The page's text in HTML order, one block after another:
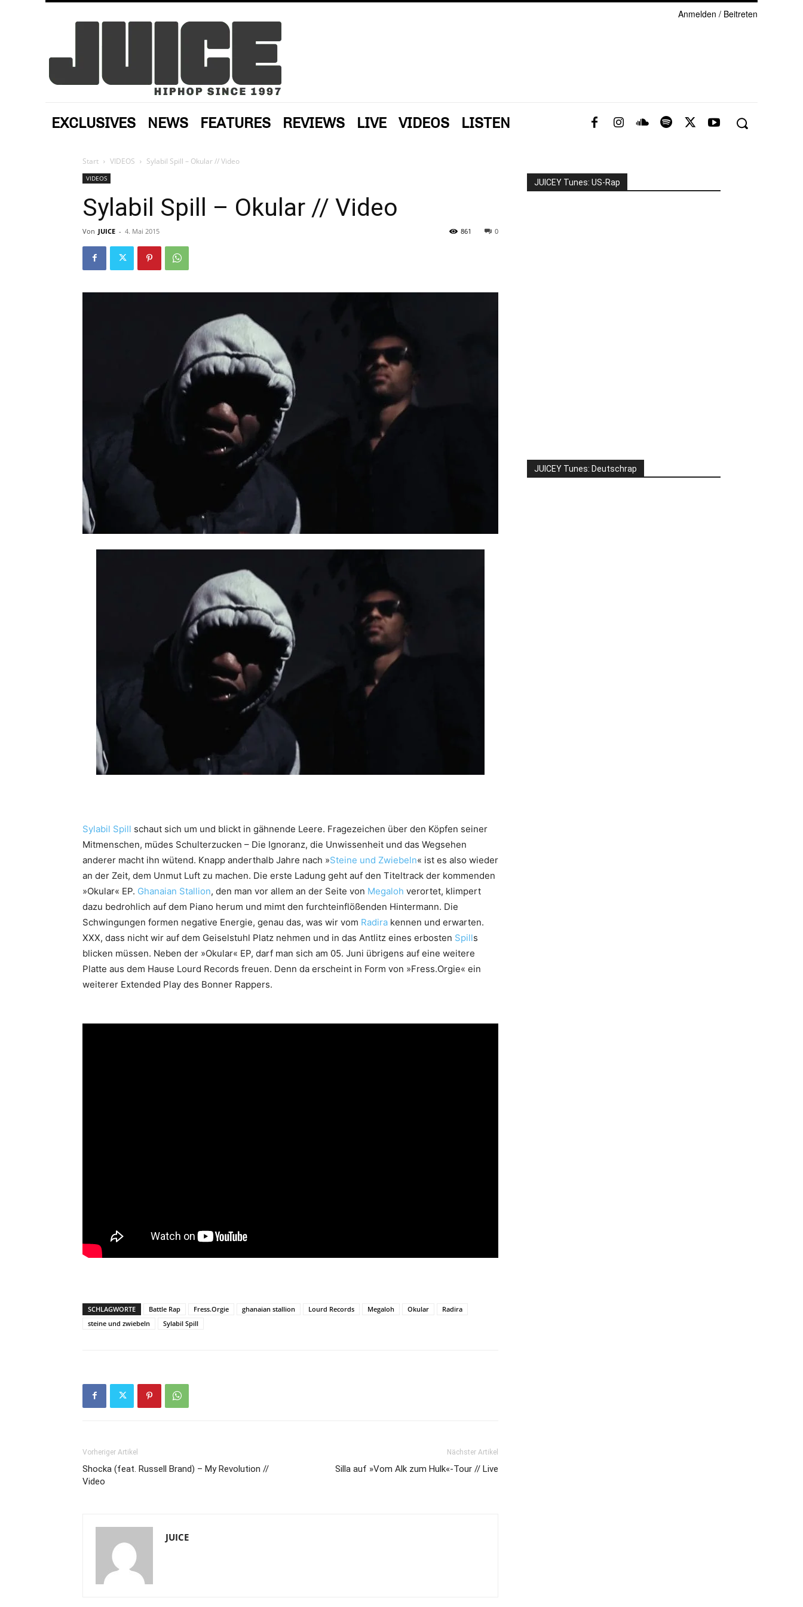
Anmelden / Beitreten
EXCLUSIVES NEWS FEATURES REVIEWS LIVE VIDEOS LISTEN
Start VIDEOS Sylabil Spill – Okular // Video
VIDEOS
Sylabil Spill – Okular // Video
Von JUICE - 4. Mai 2015 0
861
Sylabil Spill schaut sich um und blickt in gähnende Leere. Fragezeichen über den Köpfen seiner
Mitmenschen, müdes Schulterzucken – Die Ignoranz, die Unwissenheit und das Wegsehen
anderer macht ihn wütend. Knapp anderthalb Jahre nach »Steine und Zwiebeln« ist es also wieder
an der Zeit, dem Unmut Luft zu machen. Die erste Ladung geht auf den Titeltrack der kommenden
»Okular« EP. Ghanaian Stallion, den man vor allem an der Seite von Megaloh verortet, klimpert
dazu bedrohlich auf dem Piano herum und mimt den furchteinflößenden Hintermann. Die
Schwingungen formen negative Energie, genau das, was wir vom Radira kennen und erwarten.
XXX, dass nicht wir auf dem Geiselstuhl Platz nehmen und in das Antlitz eines erbosten Spills
blicken müssen. Neben der »Okular« EP, darf man sich am 05. Juni übrigens auf eine weitere
Platte aus dem Hause Lourd Records freuen. Denn da erscheint in Form von »Fress.Orgie« ein
weiterer Extended Play des Bonner Rappers.
SCHLAGWORTE Battle Rap Fress.Orgie ghanaian stallion Lourd Records Megaloh Okular
Radira
steine und zwiebeln
Sylabil Spill
Vorheriger Artikel
Shocka (feat. Russell Brand) – My Revolution //
Video
Nächster Artikel
Silla auf »Vom Alk zum Hulk«-Tour // Live
JUICE
JUICEY Tunes: US-Rap
JUICEY Tunes: Deutschrap